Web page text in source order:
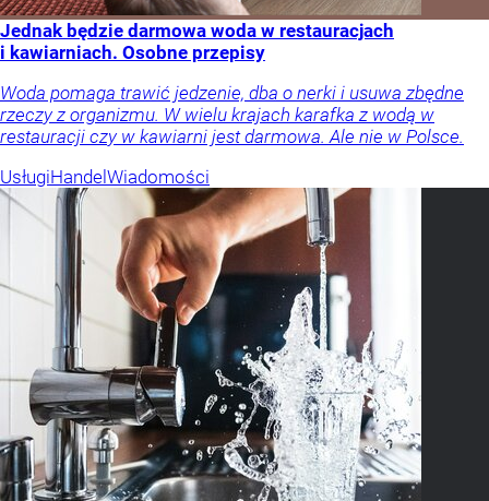
Jednak będzie darmowa woda w restauracjach
i kawiarniach. Osobne przepisy
Woda pomaga trawić jedzenie, dba o nerki i usuwa zbędne
rzeczy z organizmu. W wielu krajach karafka z wodą w
restauracji czy w kawiarni jest darmowa. Ale nie w Polsce.
UsługiHandel Wiadomości